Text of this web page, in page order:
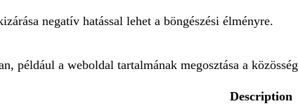
negatív hatással lehet a böngészési élményre.
például a weboldal tartalmának megosztása a
Description